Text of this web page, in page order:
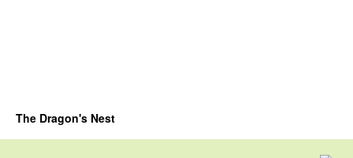
The Dragon's Nest